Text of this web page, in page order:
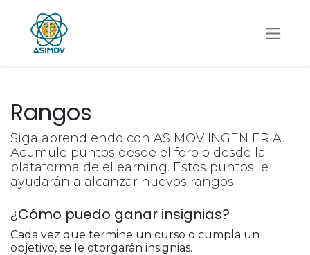
Rangos
Siga aprendiendo con ASIMOV INGENIERIA.
Acumule puntos desde el foro o desde la
plataforma de eLearning. Estos puntos le
ayudarán a alcanzar nuevos rangos.
¿Cómo puedo ganar insignias?
Cada vez que termine un curso o cumpla un
objetivo, se le otorgarán insignias.